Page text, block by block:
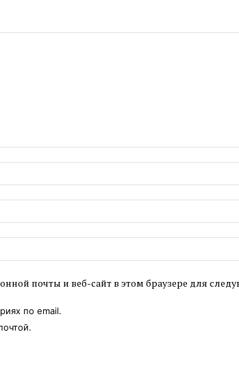
почты и веб-сайт в этом браузере для
по email.